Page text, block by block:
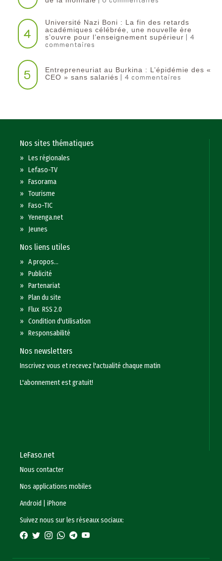
4
Université Nazi Boni : La fin des retards
académiques célébrée, une nouvelle ère
s’ouvre pour l’enseignement supérieur | 4
commentaires
5
Entrepreneuriat au Burkina : L’épidémie des «
CEO » sans salariés | 4 commentaires
Nos sites thématiques
»Les régionales
»Lefaso-TV
»Fasorama
»Tourisme
»Faso-TIC
»Yenenga.net
» Jeunes
Nos liens utiles
»A propos...
»Publicité
»Partenariat
»Plan du site
»Flux RSS 2.0
»Condition d'utilisation
»Responsabilité
Nos newsletters
Inscrivez vous et recevez l'actualité chaque matin
L'abonnement est gratuit!
LeFaso.net
Nous contacter
Nos applications mobiles
Android
|iPhone
Suivez nous sur les réseaux sociaux: